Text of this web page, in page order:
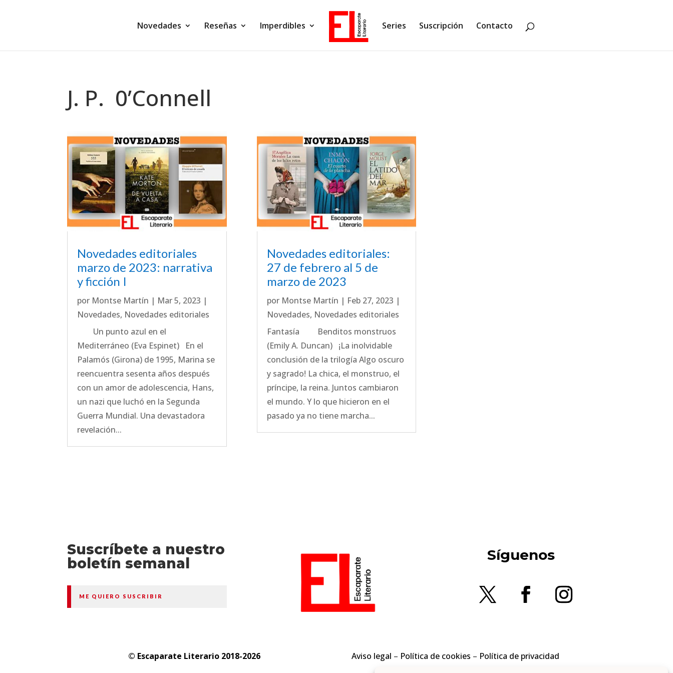
Novedades Reseñas Imperdibles Series Suscripción Contacto
J. P. 0’Connell
Novedades editoriales
marzo de 2023: narrativa
y ficción I
por Montse Martín | Mar 5, 2023 |
Novedades, Novedades editoriales
Un punto azul en el
Mediterráneo (Eva Espinet) En el
Palamós (Girona) de 1995, Marina se
reencuentra sesenta años después
con un amor de adolescencia, Hans,
un nazi que luchó en la Segunda
Guerra Mundial. Una devastadora
revelación...
Novedades editoriales:
27 de febrero al 5 de
marzo de 2023
por Montse Martín | Feb 27, 2023 |
Novedades, Novedades editoriales
Fantasía Benditos monstruos
(Emily A. Duncan) ¡La inolvidable
conclusión de la trilogía Algo oscuro
y sagrado! La chica, el monstruo, el
príncipe, la reina. Juntos cambiaron
el mundo. Y lo que hicieron en el
pasado ya no tiene marcha...
Suscríbete a nuestro
boletín semanal
ME QUIERO SUSCRIBIR
Síguenos
© Escaparate Literario 2018-2026 Aviso legal – Política de cookies – Política de privacidad